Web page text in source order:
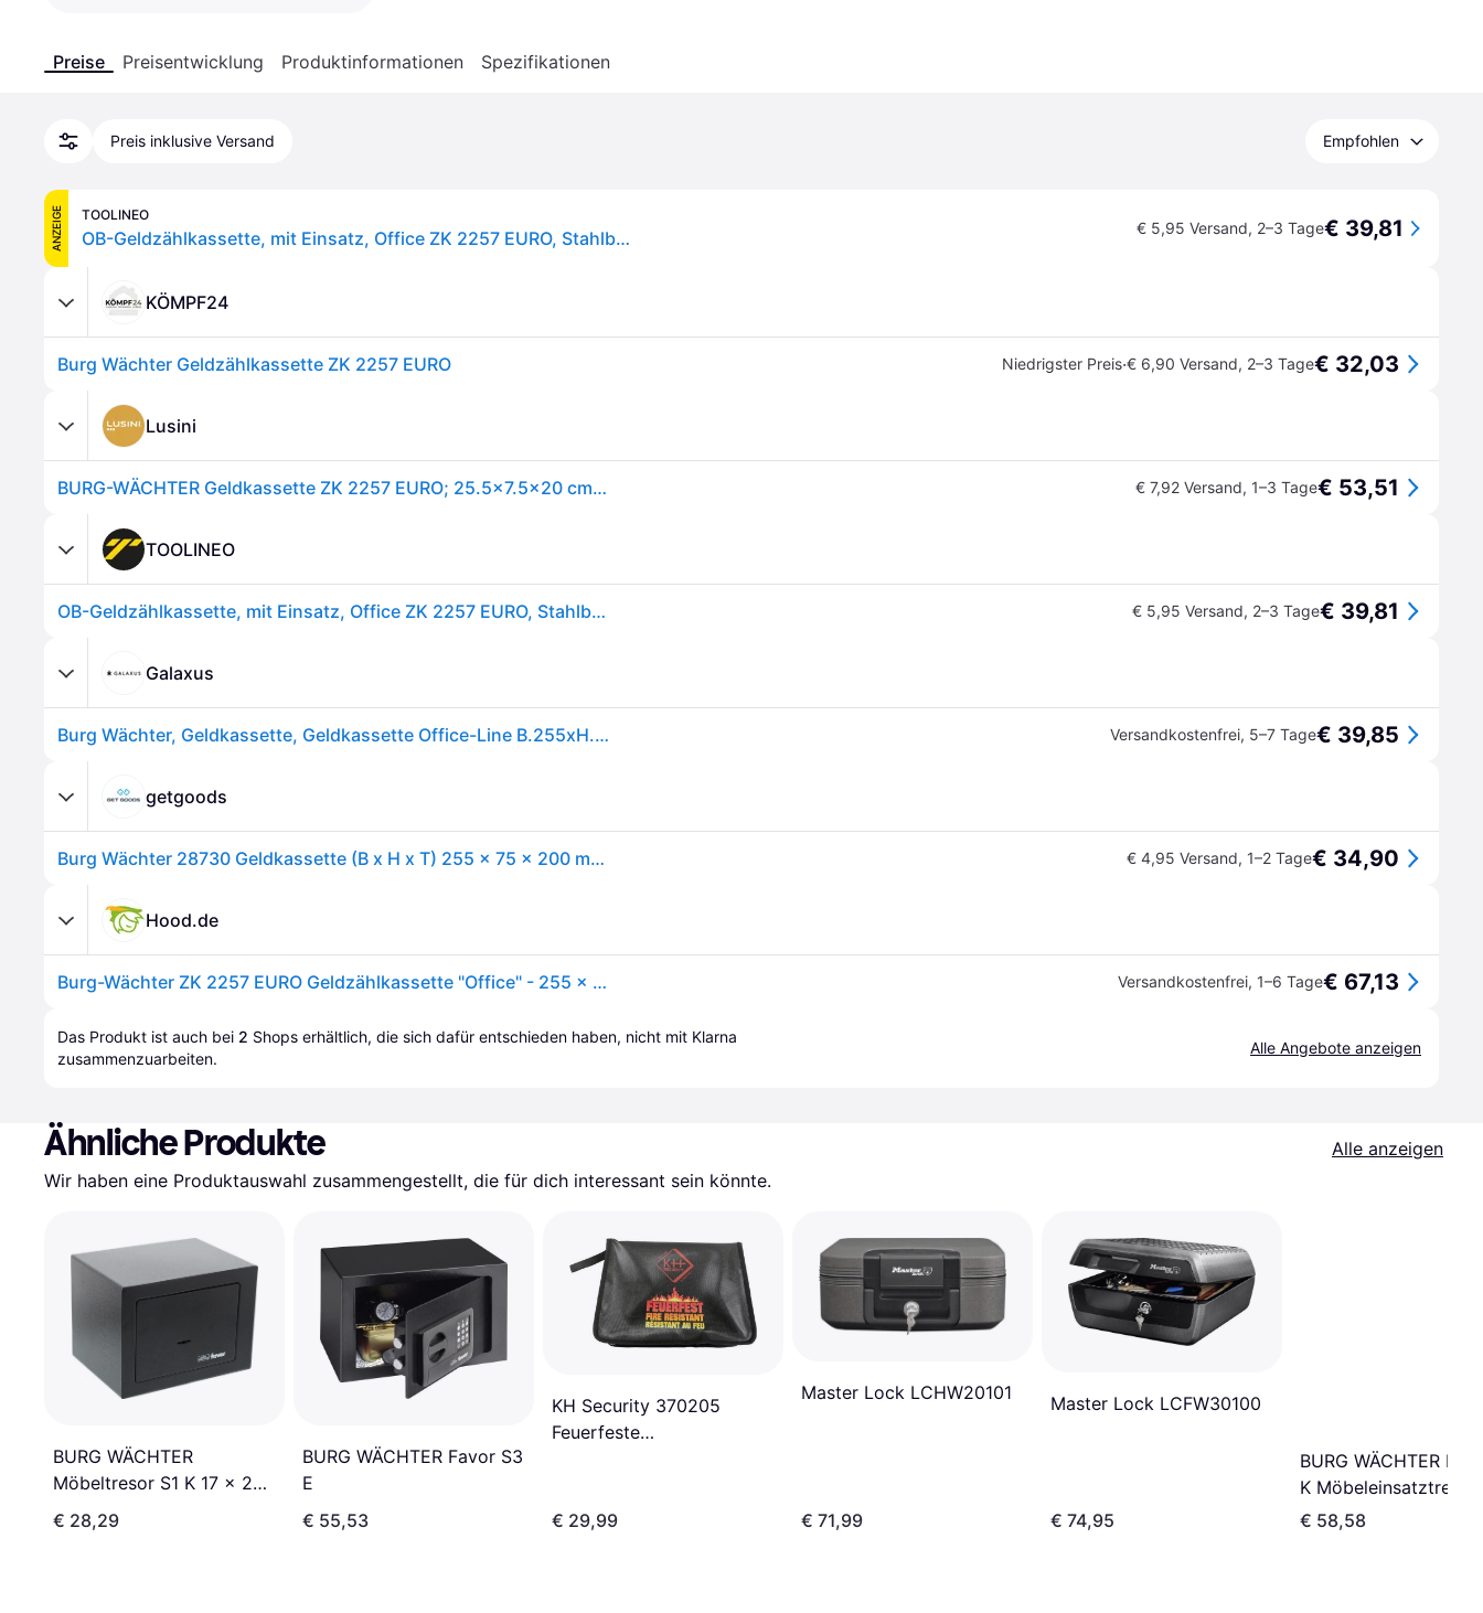
Preise Preisentwicklung Produktinformationen Spezifikationen
Preis inklusive Versand Empfohlen
ANZEIGE TOOLINEO
OB-Geldzählkassette, mit Einsatz, Office ZK 2257 EURO, Stahlblech weiß € 5,95 Versand, 2–3 Tage€ 39,81
KÖMPF24
Burg Wächter Geldzählkassette ZK 2257 EURO Niedrigster Preis·€ 6,90 Versand, 2–3 Tage€ 32,03
Lusini
BURG-WÄCHTER Geldkassette ZK 2257 EURO; 25.5x7.5x20 cm (BxHxT); weiß € 7,92 Versand, 1–3 Tage€ 53,51
TOOLINEO
OB-Geldzählkassette, mit Einsatz, Office ZK 2257 EURO, Stahlblech weiß € 5,95 Versand, 2–3 Tage€ 39,81
Galaxus
Burg Wächter, Geldkassette, Geldkassette Office-Line B.255xH.75xT.200 mm weiss Stahl pulverbeschichtet inkl. Zylinderschloss Versandkostenfrei, 5–7 Tage€ 39,85
getgoods
Burg Wächter 28730 Geldkassette (B x H x T) 255 x 75 x 200 mm Weiß € 4,95 Versand, 1–2 Tage€ 34,90
Hood.de
Burg-Wächter ZK 2257 EURO Geldzählkassette "Office" - 255 x 200 x 75 mm, weiß Versandkostenfrei, 1–6 Tage€ 67,13
Das Produkt ist auch bei 2 Shops erhältlich, die sich dafür entschieden haben, nicht mit Klarna
zusammenzuarbeiten.
Alle Angebote anzeigen
Ähnliche Produkte
Alle anzeigen
Wir haben eine Produktauswahl zusammengestellt, die für dich interessant sein könnte.
BURG WÄCHTER
Möbeltresor S1 K 17 x 23
x 17 cm
€ 28,29
BURG WÄCHTER Favor S3
E
€ 55,53
KH Security 370205
Feuerfeste
€ 29,99
Master Lock LCHW20101
€ 71,99
Master Lock LCFW30100
€ 74,95
BURG WÄCHTER
K
35 x 25 cm
€ 58,58